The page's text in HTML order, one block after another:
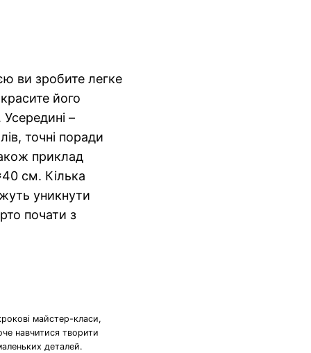
ви зробите легке
його
–
точні поради
приклад
см. Кілька
уникнути
почати з
майстер-класи,
навчитися творити
деталей.